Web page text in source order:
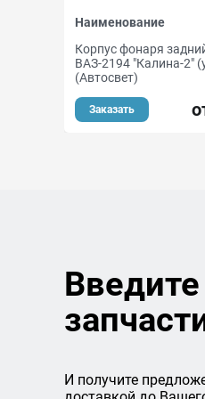
Наименование
Корпус фонаря
ВАЗ-2194 "Калина-2"
(Автосвет)
Заказать
И получите